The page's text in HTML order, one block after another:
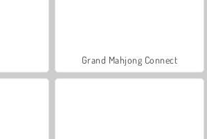
Grand Mahjong Connect